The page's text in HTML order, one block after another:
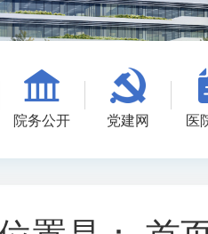
院务公开 党建网 医